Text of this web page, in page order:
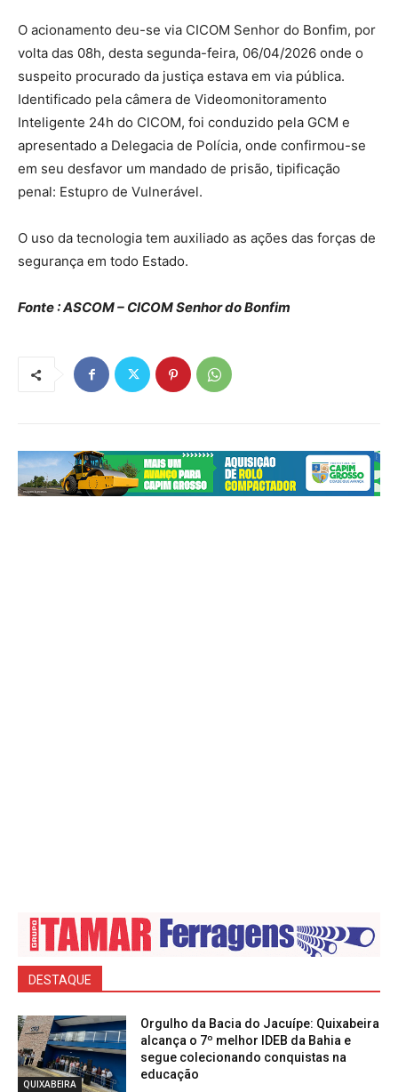
O acionamento deu-se via CICOM Senhor do Bonfim, por
volta das 08h, desta segunda-feira, 06/04/2026 onde o
suspeito procurado da justiça estava em via pública.
Identificado pela câmera de Videomonitoramento
Inteligente 24h do CICOM, foi conduzido pela GCM e
apresentado a Delegacia de Polícia, onde confirmou-se
em seu desfavor um mandado de prisão, tipificação
penal: Estupro de Vulnerável.
O uso da tecnologia tem auxiliado as ações das forças de
segurança em todo Estado.
Fonte : ASCOM – CICOM Senhor do Bonfim
DESTAQUE
QUIXABEIRA
Orgulho da Bacia do Jacuípe: Quixabeira
alcança o 7º melhor IDEB da Bahia e
segue colecionando conquistas na
educação